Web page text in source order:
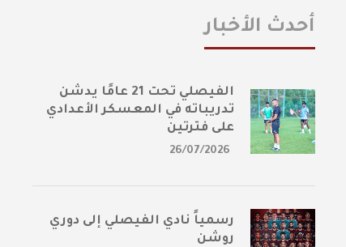
أحدث الأخبار
الفيصلي تحت 21 عامًا يدشن
تدريباته في المعسكر الأعدادي
على فترتين
26/07/2026
رسمياً نادي الفيصلي إلى دوري
روشن